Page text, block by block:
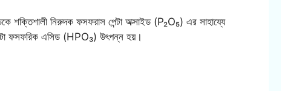
শক্তিশালী নিরুদক ফসফরাস পেন্টা অক্সাইড (P₂O₅) এর সাহায্যে
ফসফরিক এসিড (HPO₃) উৎপন্ন হয়।